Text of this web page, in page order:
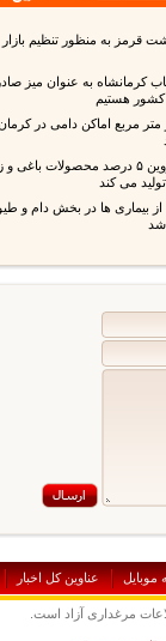
به منظور تنظیم بازار در
کرمانشاه به عنوان میز صادرات
هستیم
متر مربع اماکن دامی در کرمان
استان قزوین ۵ درصد محصولات باغی و
می کند
بیماری ها در بخش دام و طیور
عناوين کل اخبار
مرغداری آزاد است.